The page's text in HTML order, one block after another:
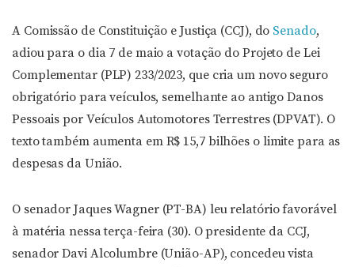
A Comissão de Constituição e Justiça (CCJ), do Senado,
adiou para o dia 7 de maio a votação do Projeto de Lei
Complementar (PLP) 233/2023, que cria um novo seguro
obrigatório para veículos, semelhante ao antigo Danos
Pessoais por Veículos Automotores Terrestres (DPVAT). O
texto também aumenta em R$ 15,7 bilhões o limite para as
despesas da União.
O senador Jaques Wagner (PT-BA) leu relatório favorável
à matéria nessa terça-feira (30). O presidente da CCJ,
senador Davi Alcolumbre (União-AP), concedeu vista